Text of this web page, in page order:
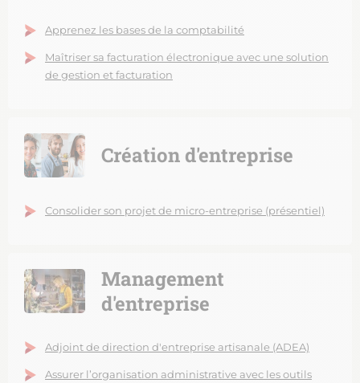
Apprenez les bases de la comptabilité
Maîtriser sa facturation électronique avec une solution
de gestion et facturation
Création d'entreprise
Consolider son projet de micro-entreprise (présentiel)
Management
d'entreprise
Adjoint de direction d'entreprise artisanale (ADEA)
Assurer l’organisation administrative avec les outils